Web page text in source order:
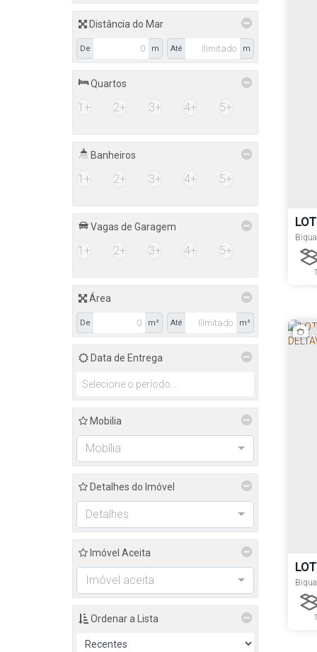
Distância do Mar
De m Até m
Quartos
1+ 2+ 3+ 4+ 5+
Banheiros
1+ 2+ 3+ 4+ 5+
Vagas de Garagem
1+ 2+ 3+ 4+ 5+
Área
De m² Até m²
Data de Entrega
Mobilia
Mobília
Detalhes do Imóvel
Detalhes
Imóvel Aceita
Imóvel aceita
Ordenar a Lista